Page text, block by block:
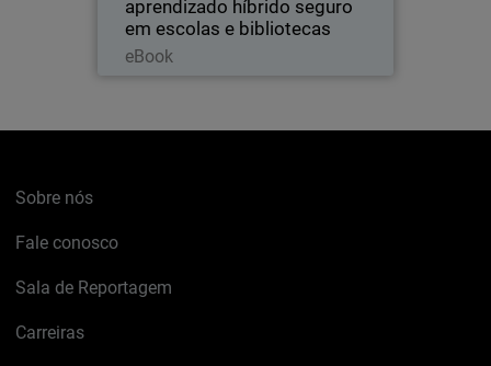
aprendizado híbrido seguro
em escolas e bibliotecas
eBook
Leia agora
Sobre nós
Fale conosco
Sala de Reportagem
Carreiras